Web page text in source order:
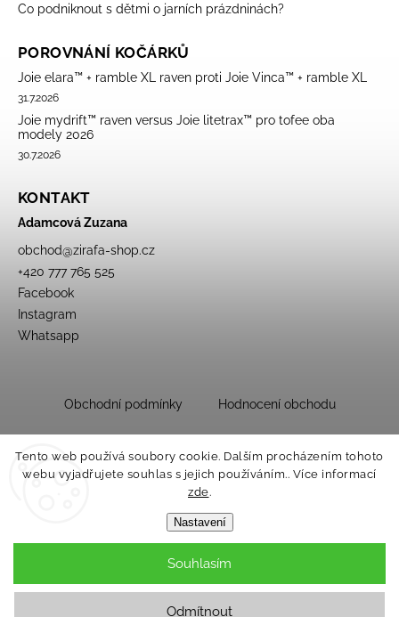
Tento web používá soubory cookie. Dalším procházením tohoto
webu vyjadřujete souhlas s jejich používáním.. Více informací
zde.
Nastavení
Odmítnout
Souhlasím
Co podniknout s dětmi o jarních prázdninách?
POROVNÁNÍ KOČÁRKŮ
Joie elara™ + ramble XL raven proti Joie Vinca™ + ramble XL
31.7.2026
Joie mydrift™ raven versus Joie litetrax™ pro tofee oba
modely 2026
30.7.2026
KONTAKT
Adamcová Zuzana
obchod@zirafa-shop.cz
+420 777 765 525
Facebook
Instagram
Whatsapp
Obchodní podmínky Hodnocení obchodu
Copyright 2026Dětský obchůdek Žirafa. Všechna práva vyhrazena.
Upravit nastavení cookies